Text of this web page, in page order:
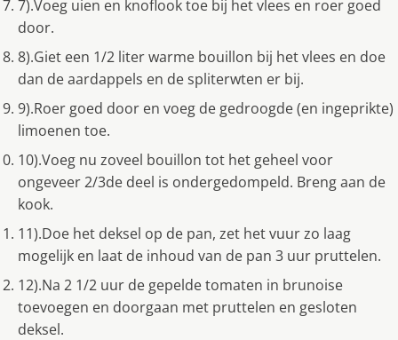
7).Voeg uien en knoflook toe bij het vlees en roer goed
door.
8).Giet een 1/2 liter warme bouillon bij het vlees en doe
dan de aardappels en de spliterwten er bij.
9).Roer goed door en voeg de gedroogde (en ingeprikte)
limoenen toe.
10).Voeg nu zoveel bouillon tot het geheel voor
ongeveer 2/3de deel is ondergedompeld. Breng aan de
kook.
11).Doe het deksel op de pan, zet het vuur zo laag
mogelijk en laat de inhoud van de pan 3 uur pruttelen.
12).Na 2 1/2 uur de gepelde tomaten in brunoise
toevoegen en doorgaan met pruttelen en gesloten
deksel.